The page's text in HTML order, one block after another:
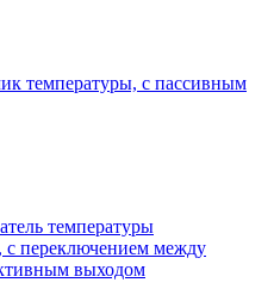
температуры, с пассивным
температуры
переключением между
выходом